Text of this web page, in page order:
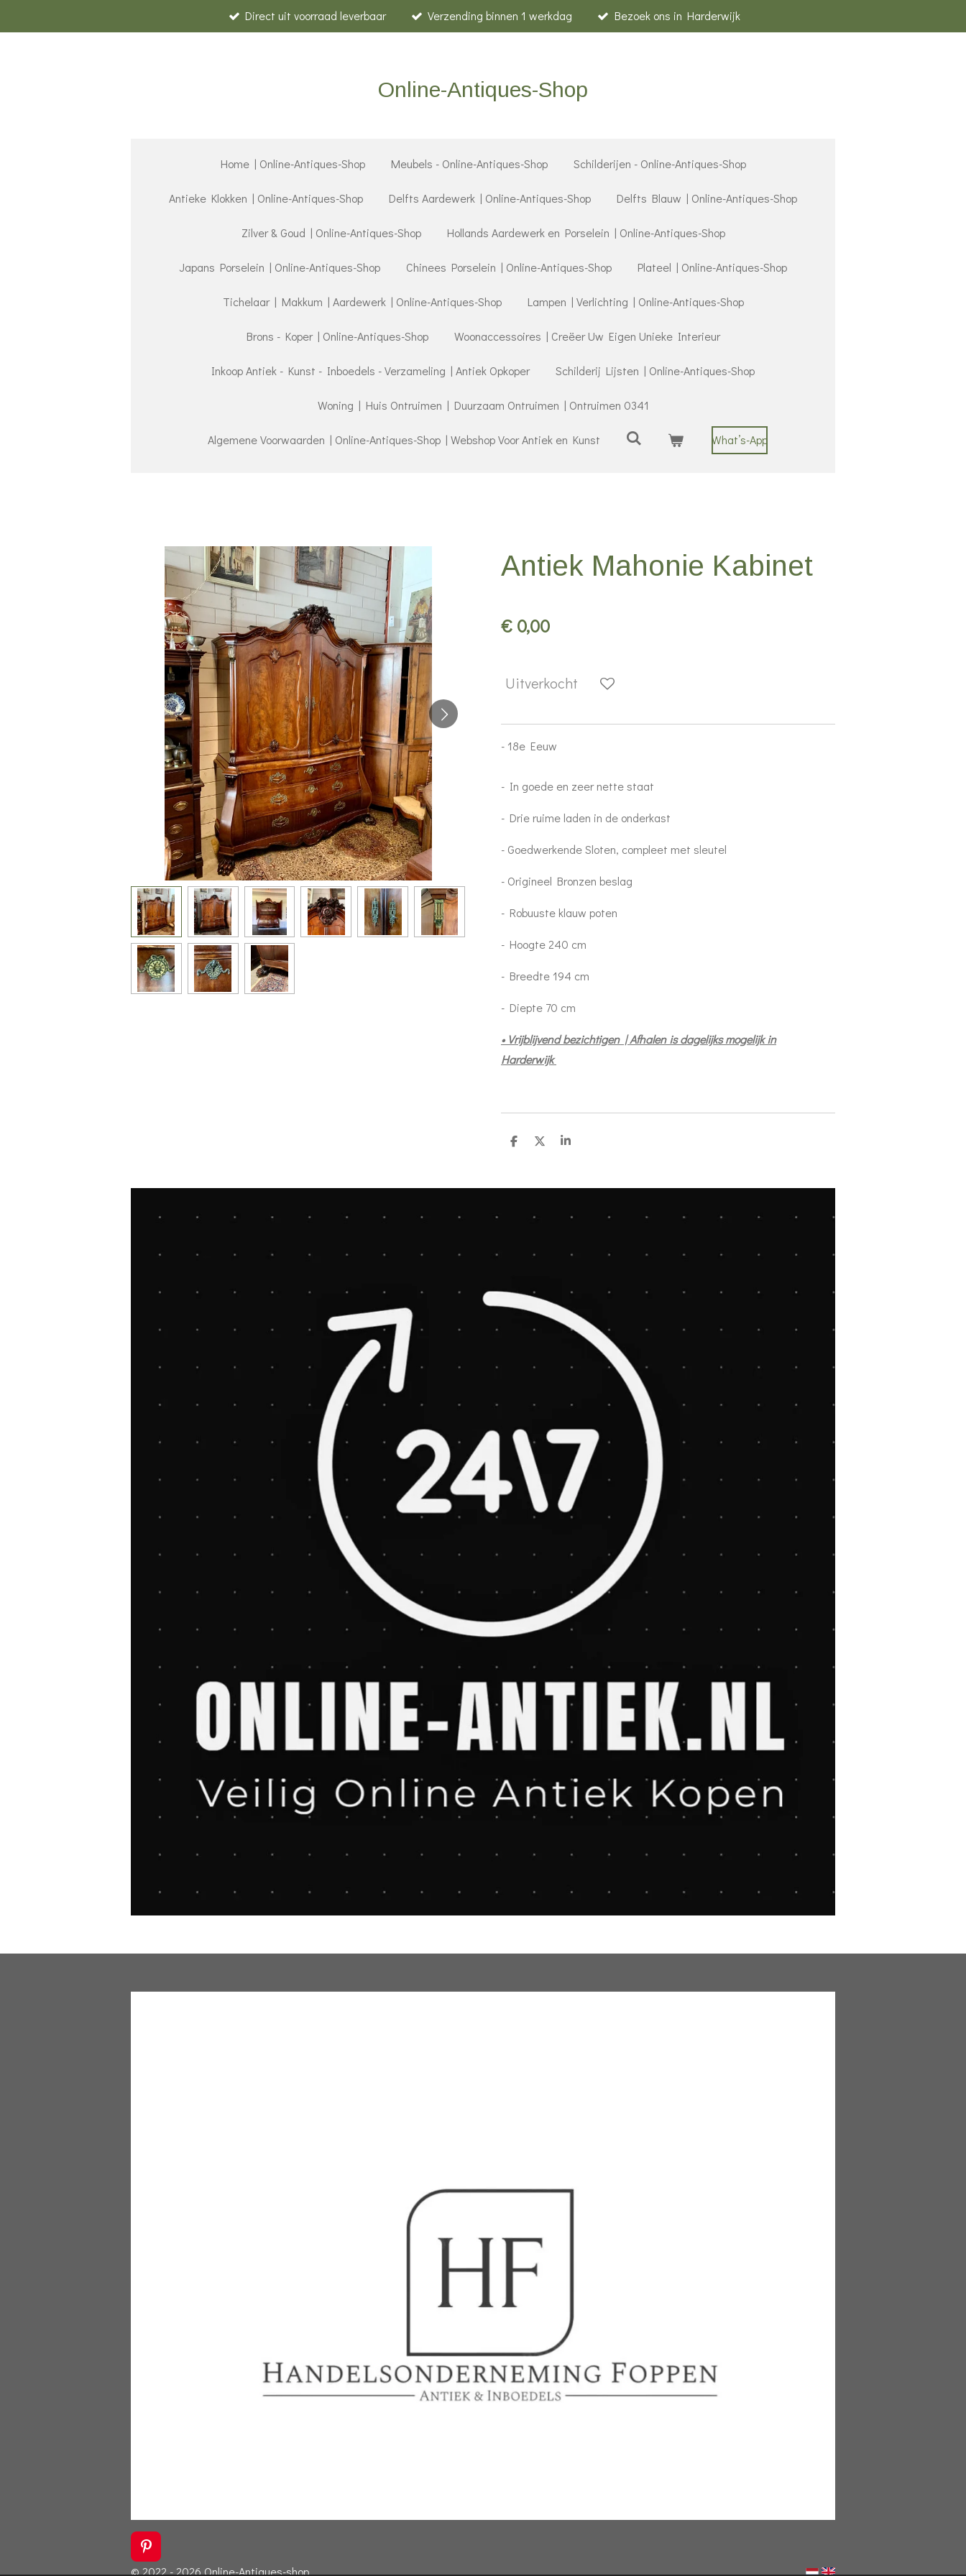
direct
Direct uit voorraad leverbaar Verzending binnen 1 werkdag Bezoek ons in Harderwijk
Online-Antiques-Shop
Home | Online-Antiques-Shop Meubels - Online-Antiques-Shop Schilderijen - Online-Antiques-Shop
Antieke Klokken | Online-Antiques-Shop Delfts Aardewerk | Online-Antiques-Shop Delfts Blauw | Online-Antiques-Shop
Zilver & Goud | Online-Antiques-Shop Hollands Aardewerk en Porselein | Online-Antiques-Shop
Japans Porselein | Online-Antiques-Shop Chinees Porselein | Online-Antiques-Shop Plateel | Online-Antiques-Shop
Tichelaar | Makkum | Aardewerk | Online-Antiques-Shop Lampen | Verlichting | Online-Antiques-Shop
Brons - Koper | Online-Antiques-Shop Woonaccessoires | Creëer Uw Eigen Unieke Interieur
Inkoop Antiek - Kunst - Inboedels - Verzameling | Antiek Opkoper Schilderij Lijsten | Online-Antiques-Shop
Woning | Huis Ontruimen | Duurzaam Ontruimen | Ontruimen 0341
Algemene Voorwaarden | Online-Antiques-Shop | Webshop Voor Antiek en Kunst What’s-App
Antiek Mahonie Kabinet
€ 0,00
Uitverkocht
- 18e Eeuw
- In goede en zeer nette staat
- Drie ruime laden in de onderkast
- Goedwerkende Sloten, compleet met sleutel
- Origineel Bronzen beslag
- Robuuste klauw poten
- Hoogte 240 cm
- Breedte 194 cm
- Diepte 70 cm
• Vrijblijvend bezichtigen | Afhalen is dagelijks mogelijk in
Harderwijk
D
n
D
S
e
P
i
© 2022 - 2026 Online-Antiques-shop